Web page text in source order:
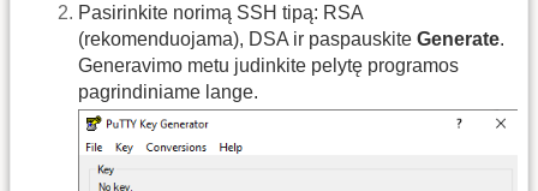
Pasirinkite norimą SSH tipą: RSA
(rekomenduojama), DSA ir paspauskite Generate.
Generavimo metu judinkite pelytę programos
pagrindiniame lange.